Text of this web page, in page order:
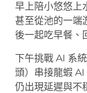
早上陪小悠悠上
甚至從池的一端
後一起吃早餐、
下午挑戰 AI 系
頭）串接龍蝦 AI
仍出現延遲與不